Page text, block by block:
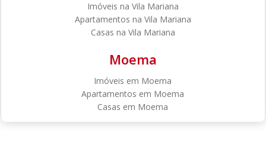
Imóveis na Vila Mariana
Apartamentos na Vila Mariana
Casas na Vila Mariana
Moema
Imóveis em Moema
Apartamentos em Moema
Casas em Moema